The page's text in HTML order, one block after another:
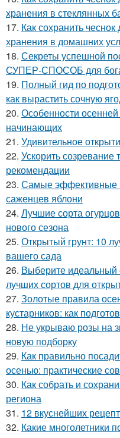
хранения в стеклянных
17. Как сохранить
хранения в домашних
18. Секреты успешной
СУПЕР-СПОСОБ для
19. Полный гид по
как вырастить сочную
20. Особенности
начинающих
21. Удивительное
22. Ускорить
рекомендации
23. Самые эффективные
саженцев яблони
24. Лучшие сорта
нового сезона
25. Открытый грунт: 10
вашего сада
26. Выберите идеальный
лучших сортов для
27. Золотые правила
кустарников: как
28. Не укрываю розы на
новую подборку
29. Как правильно
осенью: практические
30. Как собрать и
региона
31. 12 вкуснейших
32. Какие многолетники